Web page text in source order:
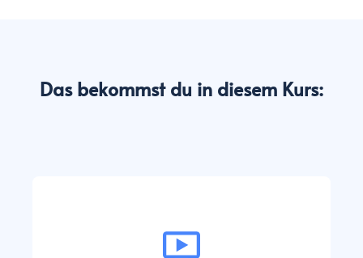
Das bekommst du in diesem Kurs: